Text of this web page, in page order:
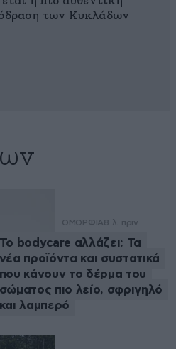
των Κυκλάδων
ΟΜΟΡΦΙΑ8 λ. πριν
Το bodycare αλλάζει: Τα
νέα προϊόντα και συστατικά
που κάνουν το δέρμα του
σώματος πιο λείο, σφριγηλό
και λαμπερό